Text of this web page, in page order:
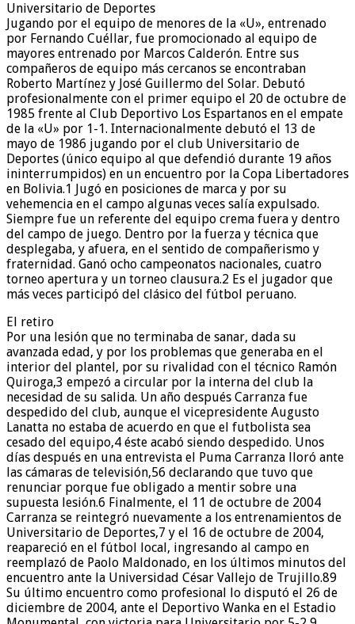
Universitario de Deportes
Jugando por el equipo de menores de la «U», entrenado
por Fernando Cuéllar, fue promocionado al equipo de
mayores entrenado por Marcos Calderón. Entre sus
compañeros de equipo más cercanos se encontraban
Roberto Martínez y José Guillermo del Solar. Debutó
profesionalmente con el primer equipo el 20 de octubre de
1985 frente al Club Deportivo Los Espartanos en el empate
de la «U» por 1-1. Internacionalmente debutó el 13 de
mayo de 1986 jugando por el club Universitario de
Deportes (único equipo al que defendió durante 19 años
ininterrumpidos) en un encuentro por la Copa Libertadores
en Bolivia.1​ Jugó en posiciones de marca y por su
vehemencia en el campo algunas veces salía expulsado.
Siempre fue un referente del equipo crema fuera y dentro
del campo de juego. Dentro por la fuerza y técnica que
desplegaba, y afuera, en el sentido de compañerismo y
fraternidad. Ganó ocho campeonatos nacionales, cuatro
torneo apertura y un torneo clausura.2​ Es el jugador que
más veces participó del clásico del fútbol peruano.
El retiro
Por una lesión que no terminaba de sanar, dada su
avanzada edad, y por los problemas que generaba en el
interior del plantel, por su rivalidad con el técnico Ramón
Quiroga,3​ empezó a circular por la interna del club la
necesidad de su salida. Un año después Carranza fue
despedido del club, aunque el vicepresidente Augusto
Lanatta no estaba de acuerdo en que el futbolista sea
cesado del equipo,4​ éste acabó siendo despedido. Unos
días después en una entrevista el Puma Carranza lloró ante
las cámaras de televisión,5​6​ declarando que tuvo que
renunciar porque fue obligado a mentir sobre una
supuesta lesión.6​ Finalmente, el 11 de octubre de 2004
Carranza se reintegró nuevamente a los entrenamientos de
Universitario de Deportes,7​ y el 16 de octubre de 2004,
reapareció en el fútbol local, ingresando al campo en
reemplazó de Paolo Maldonado, en los últimos minutos del
encuentro ante la Universidad César Vallejo de Trujillo.8​9​
Su último encuentro como profesional lo disputó el 26 de
diciembre de 2004, ante el Deportivo Wanka en el Estadio